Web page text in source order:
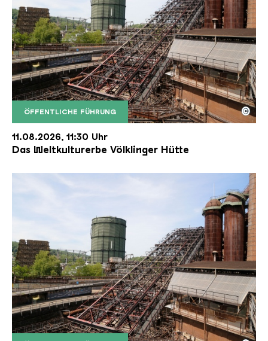
ÖFFENTLICHE FÜHRUNG
Der Erzschrägaufzug der Völklinger Hütte mit
Copyright: Weltkulturerbe Völklinger Hütte | Karl
©
11.08.2026, 11:30 Uhr
Das Weltkulturerbe Völklinger Hütte